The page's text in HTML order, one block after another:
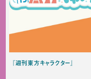
『週刊東方キャラクター』